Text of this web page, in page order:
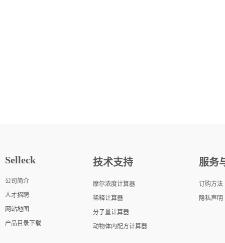
Selleck
公司简介
人才招聘
网站地图
产品目录下载
技术支持
摩尔浓度计算器
稀释计算器
分子量计算器
动物体内配方计算器
服务
订购方法
隐私声明